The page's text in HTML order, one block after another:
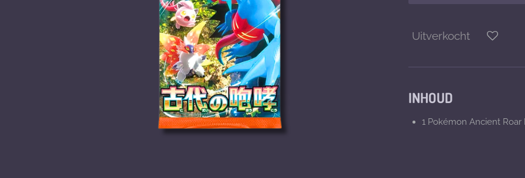
Uitverkocht
INHOUD
1 Pokémon Ancient Roar